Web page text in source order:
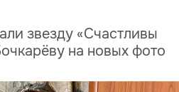
звезду «Счастливы
на новых фото